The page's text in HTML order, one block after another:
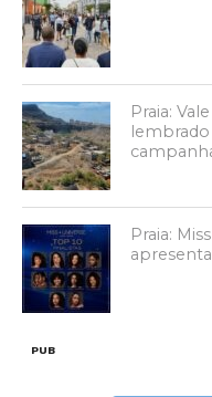
Praia:
Praia:
PUB